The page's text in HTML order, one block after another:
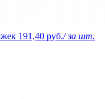
191,40 руб./ за шт.